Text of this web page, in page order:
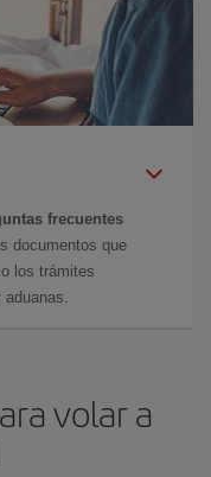
frecuentes
documentos que
los trámites
volar a